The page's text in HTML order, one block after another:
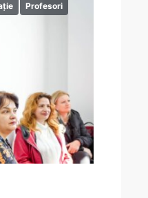
Profesori